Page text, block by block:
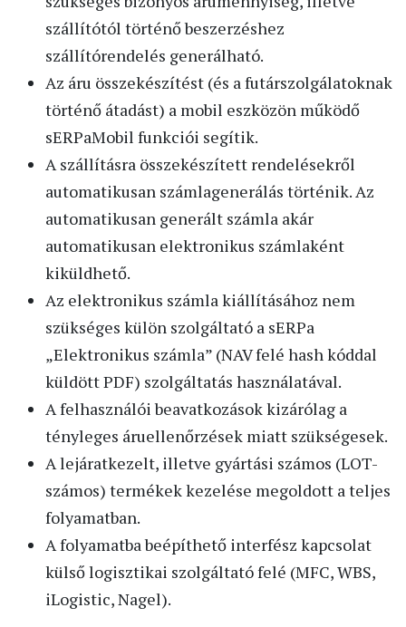
szállítótól történő beszerzéshez
szállítórendelés generálható.
Az áru összekészítést (és a futárszolgálatoknak
történő átadást) a mobil eszközön működő
sERPaMobil funkciói segítik.
A szállításra összekészített rendelésekről
automatikusan számlagenerálás történik. Az
automatikusan generált számla akár
automatikusan elektronikus számlaként
kiküldhető.
Az elektronikus számla kiállításához nem
szükséges külön szolgáltató a sERPa
„Elektronikus számla” (NAV felé hash kóddal
küldött PDF) szolgáltatás használatával.
A felhasználói beavatkozások kizárólag a
tényleges áruellenőrzések miatt szükségesek.
A lejáratkezelt, illetve gyártási számos (LOT-
számos) termékek kezelése megoldott a teljes
folyamatban.
A folyamatba beépíthető interfész kapcsolat
külső logisztikai szolgáltató felé (MFC, WBS,
iLogistic, Nagel).